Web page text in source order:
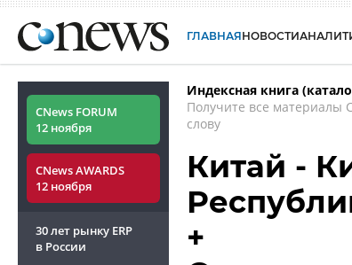
ГЛАВНАЯНОВОСТИ
CNews FORUM
12 ноября
CNews AWARDS
12 ноября
30 лет рынку ERP
в России
Индексная книга
Получите все материалы
слову
Китай -
+